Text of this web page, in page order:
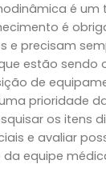
é
é
e precisam
estão sendo
de
prioridade
os itens
e avaliar
equipe